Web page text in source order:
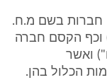
חברות בשם מ.ח.
וכף הקסם חברה
ואשר
הכלול בהן.